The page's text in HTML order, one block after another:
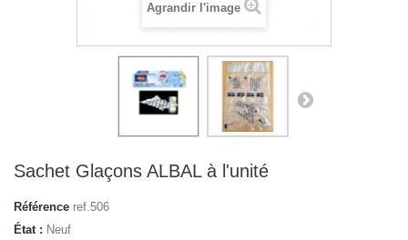
Agrandir l'image
Sachet Glaçons ALBAL à l'unité
Référence ref.506
État : Neuf